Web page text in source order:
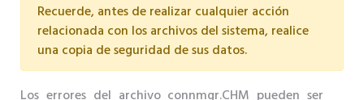
Recuerde, antes de realizar cualquier acción
relacionada con los archivos del sistema, realice
una copia de seguridad de sus datos.
Los errores del archivo connmgr.CHM pueden ser